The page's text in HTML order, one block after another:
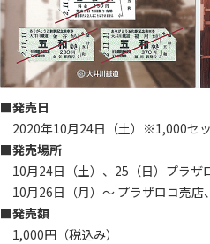
■発売日
2020年10月24日（土）※1,000セ
■発売場所
10月24日（土）、25（日）プラザ
10月26日（月）～ プラザロコ売店
■発売額
1,000円（税込み）